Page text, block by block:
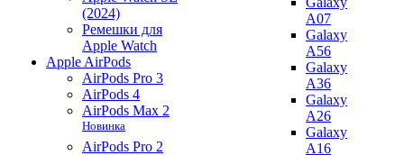
(2024)
Ремешки для
Apple Watch
Apple AirPods
AirPods Pro 3
AirPods 4
AirPods Max 2
Новинка
AirPods Pro 2
A07
Galaxy
A56
Galaxy
A36
Galaxy
A26
Galaxy
A16